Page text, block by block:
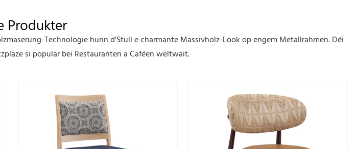
Produkter
Technologie hunn d'Stull e charmante Massivholz-Look op engem Metallrahmen. Déi
si populär bei Restauranten a Caféen weltwäit.